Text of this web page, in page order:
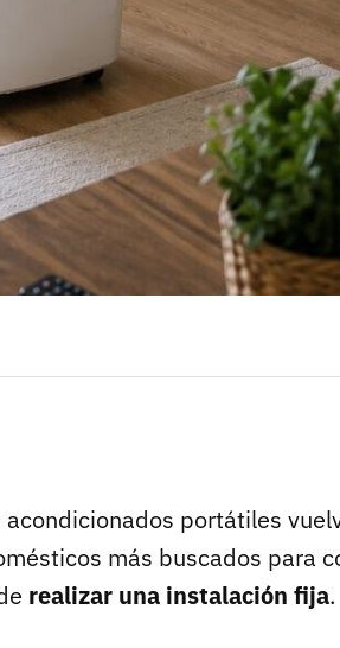
portátiles
más buscados para
realizar una instalación fija.